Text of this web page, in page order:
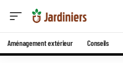
Aménagement extérieur Conseils